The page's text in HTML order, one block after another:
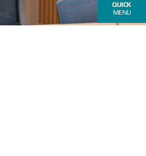
QUICK
MENU